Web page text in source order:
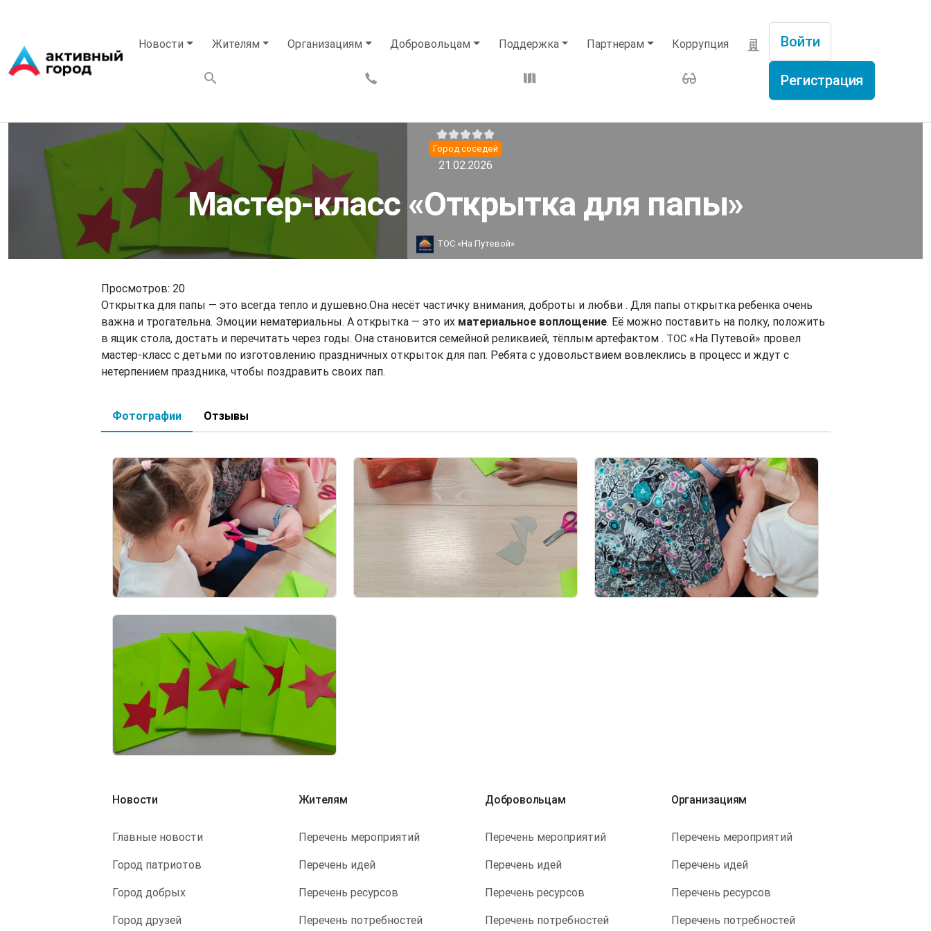
Новости Жителям Организациям Добровольцам Поддержка Партнерам Коррупция
Меню учётной записи
Войти
Регистрация
Город соседей
21.02.2026
Мастер-класс «Открытка для папы»
ТОС «На Путевой»
Просмотров: 20
Открытка для папы — это всегда тепло и душевно.Она несёт частичку внимания, доброты и любви . Для папы открытка ребенка очень
важна и трогательна. Эмоции нематериальны. А открытка — это их материальное воплощение. Её можно поставить на полку, положить
в ящик стола, достать и перечитать через годы. Она становится семейной реликвией, тёплым артефактом . ТОС«На Путевой» провел
мастер-класс с детьми по изготовлению праздничных открыток для пап. Ребята с удовольствием вовлеклись в процесс и ждут с
нетерпением праздника, чтобы поздравить своих пап.
Фотографии
(активная вкладка)
Отзывы
Image Image Image
Image
Новости
Главные новости
Город патриотов
Город добрых
Город друзей
Жителям
Перечень мероприятий
Перечень идей
Перечень ресурсов
Перечень потребностей
Добровольцам
Перечень мероприятий
Перечень идей
Перечень ресурсов
Перечень потребностей
Организациям
Перечень мероприятий
Перечень идей
Перечень ресурсов
Перечень потребностей